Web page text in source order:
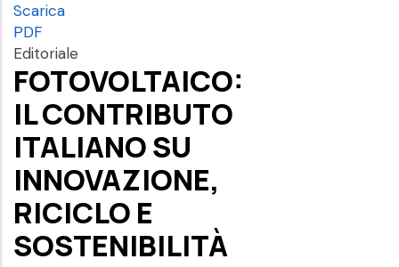
Scarica
PDF
Editoriale
FOTOVOLTAICO:
IL CONTRIBUTO
ITALIANO SU
INNOVAZIONE,
RICICLO E
SOSTENIBILITÀ